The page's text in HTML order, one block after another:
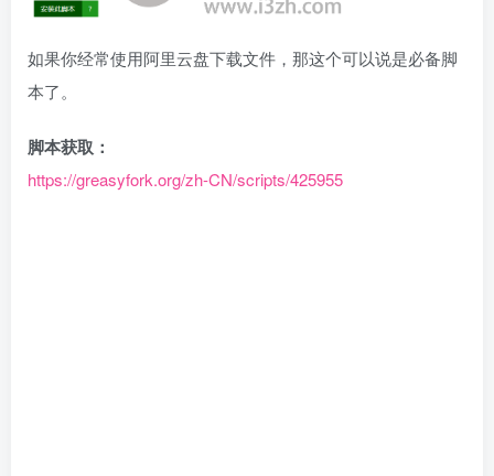
如果你经常使用阿里云盘下载文件，那这个可以说是必备脚
本了。
脚本获取：
https://greasyfork.org/zh-CN/scripts/425955